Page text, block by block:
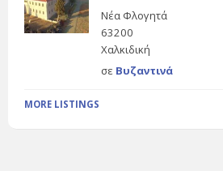
Νέα Φλογητά
63200
Χαλκιδική
σε Βυζαντινά
MORE LISTINGS